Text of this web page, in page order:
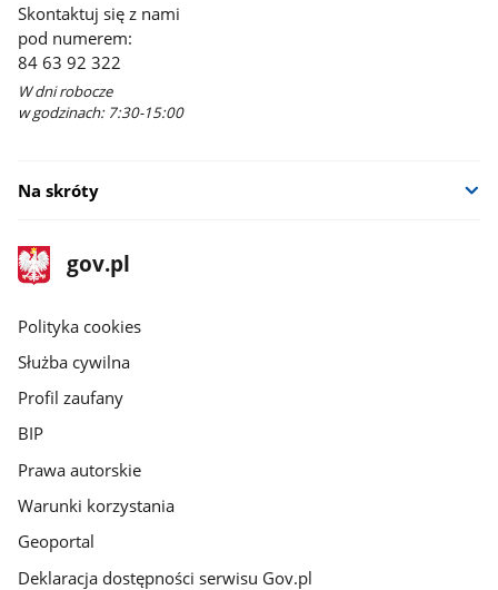
Skontaktuj się z nami
pod numerem:
84 63 92 322
W dni robocze
w godzinach: 7:30-15:00
Na skróty
stopka
gov.pl
Strona
gov.pl
gov.pl
Polityka cookies
Służba cywilna
Profil zaufany
BIP
Prawa autorskie
Warunki korzystania
Geoportal
Deklaracja dostępności serwisu Gov.pl